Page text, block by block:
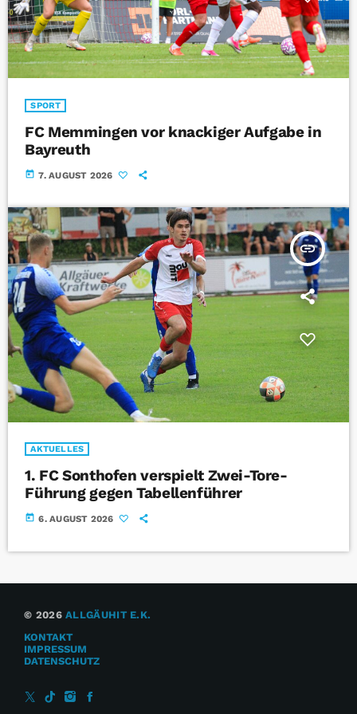
SPORT
FC Memmingen vor knackiger Aufgabe in
Bayreuth
today 7. AUGUST 2026
insert_link
AKTUELLES
1. FC Sonthofen verspielt Zwei-Tore-
Führung gegen Tabellenführer
today 6. AUGUST 2026
© 2026ALLGÄUHIT E.K.
KONTAKT
IMPRESSUM
DATENSCHUTZ